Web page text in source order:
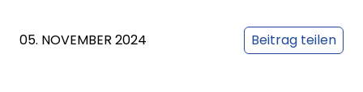
05. NOVEMBER 2024 Beitrag teilen